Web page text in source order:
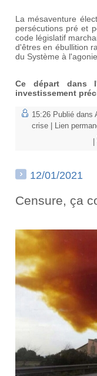
La mésaventure
persécutions pré et
code législatif
d'êtres en ébullition
du Système à l'agonie.
Ce départ dans
investissement
15:26 Publié dans
crise
Lien
12/01/2021
Censure, ça